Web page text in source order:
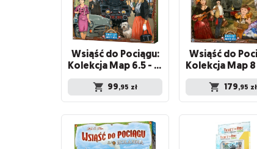
Wsiąść do Pociągu:
Kolekcja Map 6.5 - Polska
99,95 zł
Wsiąść do
179,95 zł